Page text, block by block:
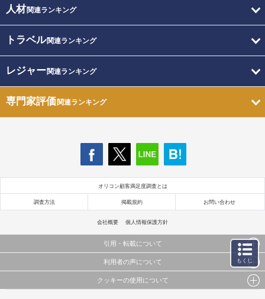
人材関連ランキング
トラベル関連ランキング
レジャー関連ランキング
専門家評価関連ランキング
オリコン顧客満足度調査とは
調査方法 掲載規約 お問い合わせ
会社概要 個人情報保護方針
引用・転載について
当サイトで公開されている情報（文字、写真、イラスト、画像データ等）及びこれらの配置・
これらの情報を権利者の許可なく無断転載・複製などの二次利用を行うことは固く禁じており
利用者の声について
当サイトに掲載している内容はすべてサービスの利用者が提出された見解・感想です。
クッキーの使用について
もくじ